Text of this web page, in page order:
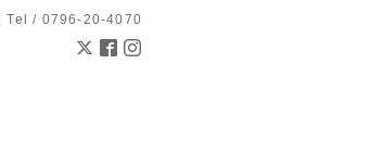
Tel / 0796-20-4070